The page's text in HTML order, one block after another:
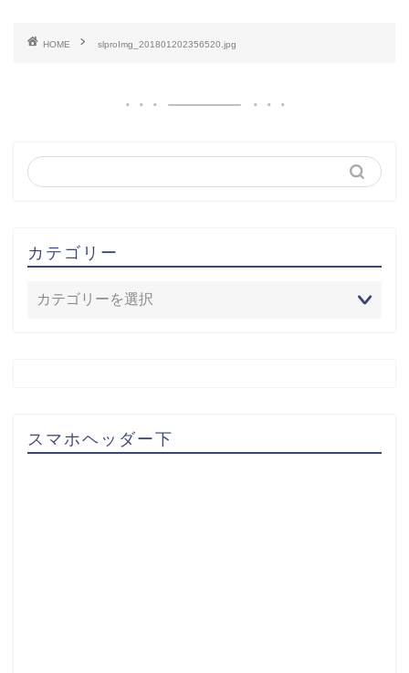
HOME slproImg_201801202356520.jpg
カテゴリー
スマホヘッダー下